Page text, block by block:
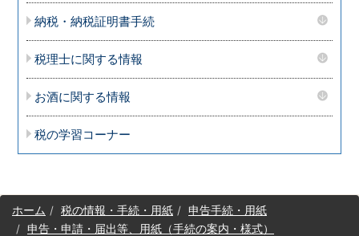
納税・納税証明書手続
税理士に関する情報
お酒に関する情報
税の学習コーナー
サ
イホーム 税の情報・手続・用紙
申告手続・用紙
申告・申請・届出等、用紙（手続の案内・様式）